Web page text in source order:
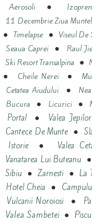
Aerosoli● Izopren
11 Decembrie Ziua
●Timelapse ● Viseul De
Seaua Caprei● Raul
Ski Resort Transalpina ●
● Cheile Nerei●
Cetatea Aiudului●
Bucura ● Licurici●
Portal● Valea Jepilor
Cantece De Munte ●
Istorie● Valea
Vanatarea Lui Buteanu ●
Sibiu ●Zarnesti ●La
Hotel Cheia ●
Vulcanii Noroiosi ●
Valea Sambetei ●